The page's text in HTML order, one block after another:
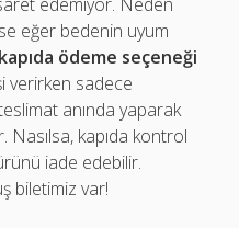
eğer bedenin uyum
kapıda ödeme seçeneği
verirken sadece
anında yaparak
Nasılsa, kapıda kontrol
iade edebilir.
biletimiz var!